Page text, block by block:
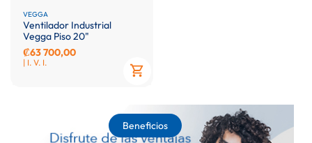
VEGGA
Ventilador Industrial
Vegga Piso 20"
₡63 700,00
| I. V. I.
Beneficios